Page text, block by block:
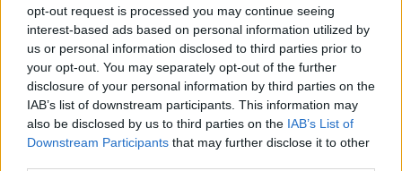
opt-out request is processed you may continue seeing
interest-based ads based on personal information utilized by
us or personal information disclosed to third parties prior to
your opt-out. You may separately opt-out of the further
disclosure of your personal information by third parties on the
IAB’s list of downstream participants. This information may
also be disclosed by us to third parties on the IAB’s List of
Downstream Participants that may further disclose it to other
ΔΙΑΒΑΣΤΕ ΕΠΙΣΗΣ
Ελλάδα|13.02.2026 21:28
Τρόμος στο Κατάκολο: Τεράστιος
βράχος απειλεί σπίτια - Εκκενώθηκαν
δέκα κατοικίες